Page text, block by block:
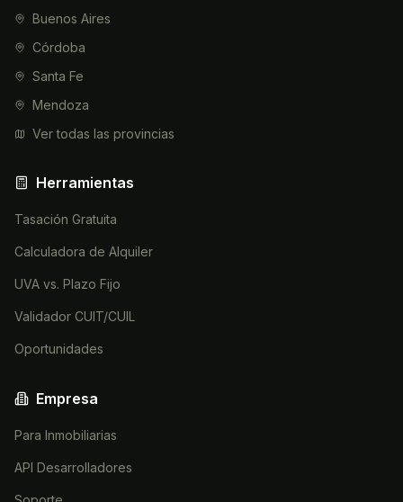
Buenos Aires
Córdoba
Santa Fe
Mendoza
Ver todas las provincias
Herramientas
Tasación Gratuita
Calculadora de Alquiler
UVA vs. Plazo Fijo
Validador CUIT/CUIL
Oportunidades
Empresa
Para Inmobiliarias
API Desarrolladores